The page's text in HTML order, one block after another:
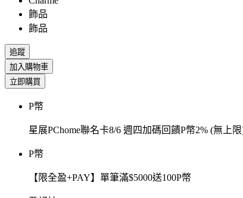
飾品
飾品
追蹤
加入購物車
立即購買
P幣
星展PChome聯名卡8/6 週四加碼回饋P幣2% (無上
P幣
【限全盈+PAY】單筆滿$5000送100P幣